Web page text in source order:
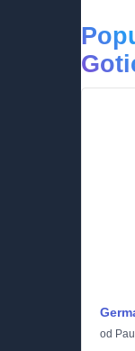
od